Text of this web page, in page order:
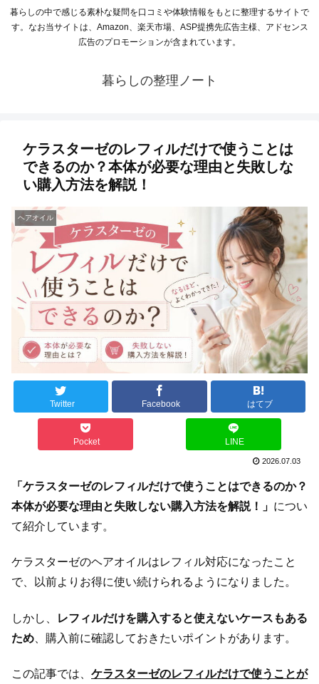
暮らしの中で感じる素朴な疑問を口コミや体験情報をもとに整理するサイトで
す。なお当サイトは、Amazon、楽天市場、ASP提携先広告主様、アドセンス
広告のプロモーションが含まれています。
暮らしの整理ノート
ケラスターゼのレフィルだけで使うことは
できるのか？本体が必要な理由と失敗しな
い購入方法を解説！
ヘアオイル
Twitter Facebook はてブ
Pocket LINE
2026.07.03
「ケラスターゼのレフィルだけで使うことはできるのか？
本体が必要な理由と失敗しない購入方法を解説！」 につい
て紹介しています。
ケラスターゼのヘアオイルはレフィル対応になったこと
で、以前よりお得に使い続けられるようになりました。
しかし、
レフィルだけを購入すると使えないケースもある
ため 、購入前に確認しておきたいポイントがあります。
この記事では、 ケラスターゼのレフィルだけで使うことが